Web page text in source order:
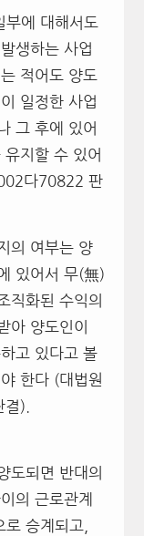
부에 대해서도
생하는 사업
적어도 양도
일정한 사업
그 후에 있어
지할 수 있어
다70822 판
의 여부는 양
있어서 무(無)
직화된 수익의
아 양도인이
고 있다고 볼
한다 (대법원
).
도되면 반대의
의 근로관계
승계되고,